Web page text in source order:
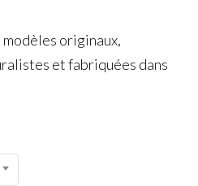
originaux,
et fabriquées dans